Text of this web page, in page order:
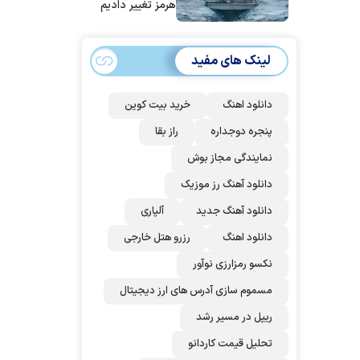
هرمز تغییر دادیم
لینک های مفید
دانلود اهنگ
خرید بیت کوین
پنجره دوجداره
راز بقا
نمایندگی مجاز بوش
دانلود آهنگ رز‌ موزیک
دانلود آهنگ جدید
آلپاری
دانلود اهنگ
رزرو هتل خارجی
نکسو رمزارزی نوآور
مسموم سازی آدرس های ارز دیجیتال
ریپل در مسیر رشد
تحلیل قیمت کاردانو